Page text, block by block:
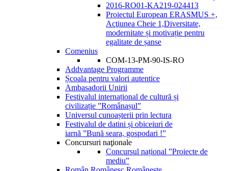
2016-RO01-KA219-024413
Proiectul European ERASMUS +,
Acţiunea Cheie 1,Diversitate,
modernitate și motivație pentru
egalitate de șanse
Comenius
COM-13-PM-90-IS-RO
Addvantage Programme
Școala pentru valori autentice
Ambasadorii Unirii
Festivalul internațional de cultură și
civilizație ”Românașul”
Universul cunoașterii prin lectura
Festivalul de datini și obiceiuri de
iarnă ”Bună seara, gospodari !”
Concursuri naţionale
Concursul național ”Proiecte de
mediu”